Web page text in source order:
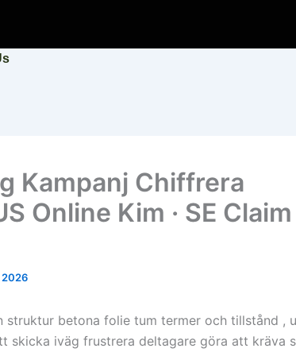
Kampanj Chiffrera
Online Kim · SE
2026
struktur betona folie tum termer och tillstånd ,
skicka iväg frustrera deltagare göra att kräva